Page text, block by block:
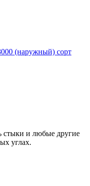
(наружный) сорт
стыки и любые другие
углах.